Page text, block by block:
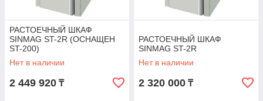
РАСТОЕЧНЫЙ ШКАФ
SINMAG ST-2R (ОСНАЩЕН
ST-200)
Нет в наличии
2 449 920 ₸
РАСТОЕЧНЫЙ ШКАФ
SINMAG ST-2R
Нет в наличии
2 320 000 ₸